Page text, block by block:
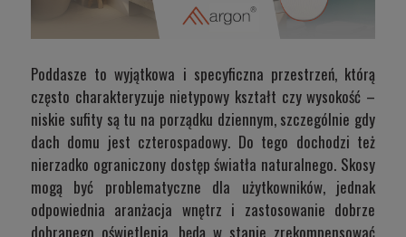
Poddasze to wyjątkowa i specyficzna przestrzeń, którą
często charakteryzuje nietypowy kształt czy wysokość –
niskie sufity są tu na porządku dziennym, szczególnie gdy
dach domu jest czterospadowy. Do tego dochodzi też
nierzadko ograniczony dostęp światła naturalnego. Skosy
mogą być problematyczne dla użytkowników, jednak
odpowiednia aranżacja wnętrz i zastosowanie dobrze
dobranego oświetlenia, będą w stanie zrekompensować